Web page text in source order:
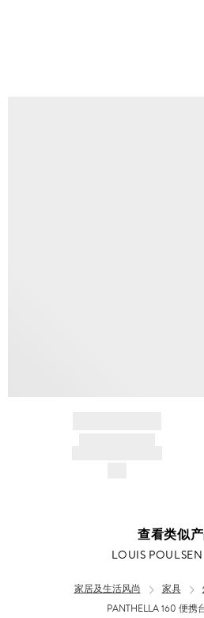
查看类似
LOUIS POULSEN
家居及生活风尚 家具
PANTHELLA 160 便携